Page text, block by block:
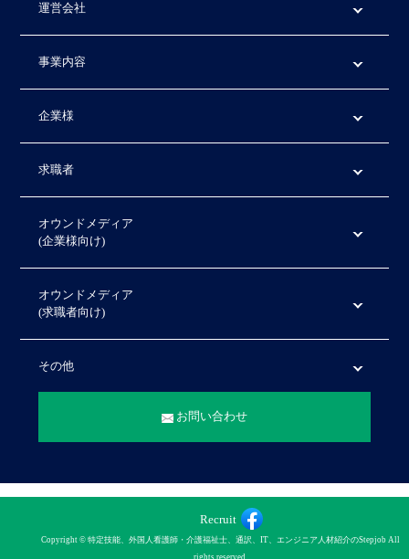
運営会社
事業内容
企業様
求職者
オウンドメディア
(企業様向け)
オウンドメディア
(求職者向け)
その他
お問い合わせ
Recruit
Copyright © 特定技能、外国人看護師・介護福祉士、通訳、IT、エンジニア人材紹介のStepjob All